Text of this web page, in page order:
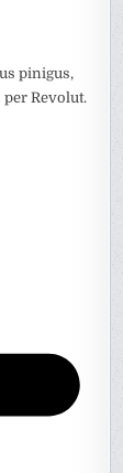
pinigus,
Revolut.